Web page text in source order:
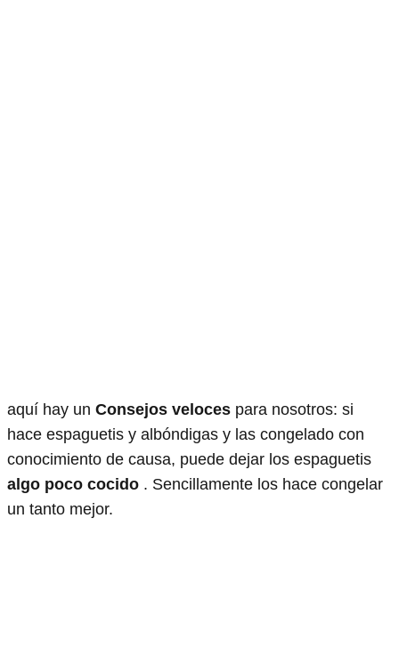
aquí hay un Consejos veloces para nosotros: si
hace espaguetis y albóndigas y las congelado con
conocimiento de causa, puede dejar los espaguetis
algo poco cocido . Sencillamente los hace congelar
un tanto mejor.